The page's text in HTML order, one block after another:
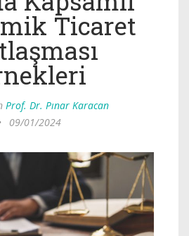
Ticaret
Prof. Dr. Pınar Karacan
09/01/2024